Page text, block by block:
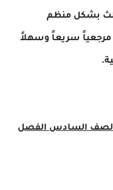
بشكل منظم
سريعاً وسهلاً
الصف السادس الفصل